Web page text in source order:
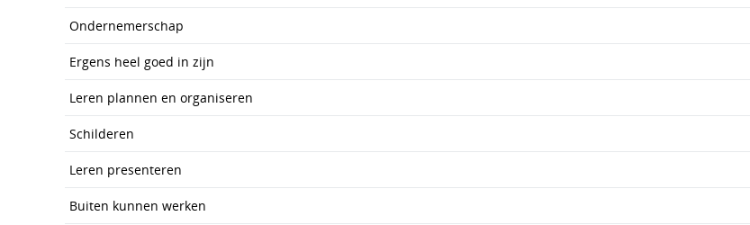
Ondernemerschap
Ergens heel goed in zijn
Leren plannen en organiseren
Schilderen
Leren presenteren
Buiten kunnen werken